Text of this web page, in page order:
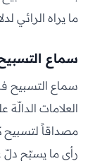
ما يراه الرائي
سماع
سماع التسبيح
العلامات
مصداقاً
رأى ما يسبّح